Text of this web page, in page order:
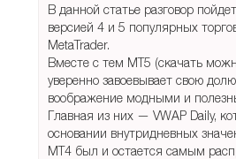
В данной статье разговор
версией 4 и 5 популярных
MetaTrader.
Вместе с тем MT5 (скачать
уверенно завоевывает свою
воображение модными и
Главная из них — VWAP Daily,
основании внутридневных
МТ4 был и остается самым